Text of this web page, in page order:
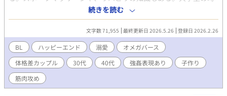
にノンケに恋して振られて以来、一人の方が好きだなと気づきの
んびり一人を謳歌している。MBTIはISFP 身長177cm 体重69kg 定
期的にトレーニングをしていてしまった身体をしている。紹介で
きた患者、鷹也に迫られる。鷹也ことはかっこいいなと思いつ
つ、俺なんかに迫るわけないよなと一線を引く。接触の多い人な
んだなくらいにすませて鷹也の気持ちに鈍感。ある日、鷹也から
告白され押し倒されて最後までされてしまうことにより鷹也を意
識し始める。 大井 鷹也（オオイ タカヤ） タチ 40歳 ボディ
ビルダー パーソナルトレーナー券プロボディビル選手として大
続きを読む
文字数 71,955 最終更新日 2026.5.26 登録日 2026.2.26
BL ハッピーエンド 溺愛
オメガバース
体格差カップル
30代 40代 強姦表現あり
子作り
筋肉攻め